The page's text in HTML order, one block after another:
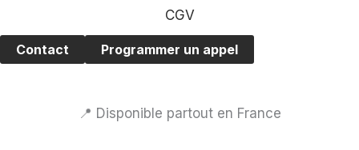
CGV
Contact Programmer un appel
📍 Disponible partout en France